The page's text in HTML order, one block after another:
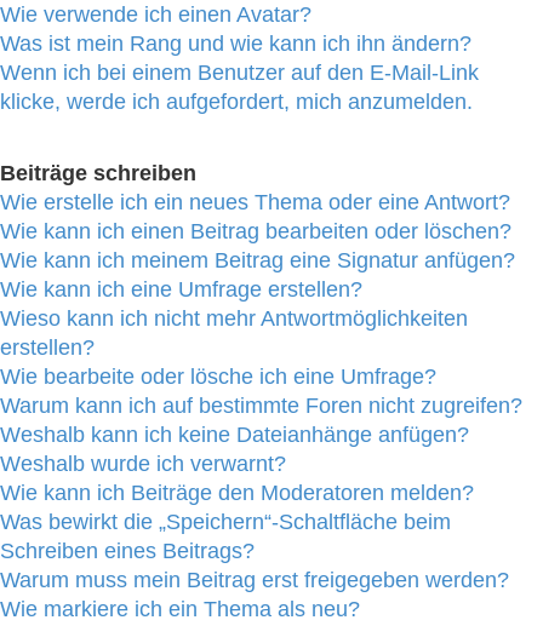
Wie verwende ich einen Avatar?
Was ist mein Rang und wie kann ich ihn ändern?
Wenn ich bei einem Benutzer auf den E-Mail-Link
klicke, werde ich aufgefordert, mich anzumelden.
Beiträge schreiben
Wie erstelle ich ein neues Thema oder eine Antwort?
Wie kann ich einen Beitrag bearbeiten oder löschen?
Wie kann ich meinem Beitrag eine Signatur anfügen?
Wie kann ich eine Umfrage erstellen?
Wieso kann ich nicht mehr Antwortmöglichkeiten
erstellen?
Wie bearbeite oder lösche ich eine Umfrage?
Warum kann ich auf bestimmte Foren nicht zugreifen?
Weshalb kann ich keine Dateianhänge anfügen?
Weshalb wurde ich verwarnt?
Wie kann ich Beiträge den Moderatoren melden?
Was bewirkt die „Speichern“-Schaltfläche beim
Schreiben eines Beitrags?
Warum muss mein Beitrag erst freigegeben werden?
Wie markiere ich ein Thema als neu?